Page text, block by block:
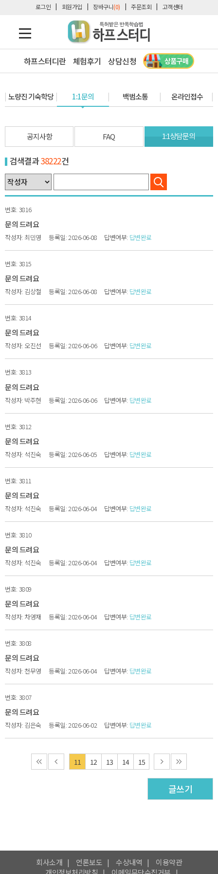
로그인 회원가입 장바구니(0) 주문조회 고객센터
하프스터디란 체험후기 상담신청
노량진 기숙학당 1:1문의 백범소통 온라인접수
공지사항 FAQ 1:1상담문의
검색결과38222건
3816
문의 드려요
최민영 2026-06-08 답변완료
3815
문의 드려요
김상철 2026-06-08 답변완료
3814
문의 드려요
오진선 2026-06-06 답변완료
3813
문의 드려요
박주현 2026-06-06 답변완료
3812
문의 드려요
석진숙 2026-06-05 답변완료
3811
문의 드려요
석진숙 2026-06-04 답변완료
3810
문의 드려요
석진숙 2026-06-04 답변완료
3809
문의 드려요
차영재 2026-06-04 답변완료
3808
문의 드려요
천무영 2026-06-04 답변완료
3807
문의 드려요
김은숙 2026-06-02 답변완료
11 12 13 14 15
글쓰기
회사소개 언론보도 수상내역
이용약관